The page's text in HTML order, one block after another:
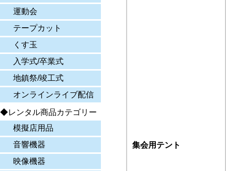
運動会
テープカット
くす玉
入学式/卒業式
地鎮祭/竣工式
オンラインライブ配信
◆レンタル商品カテゴリー
模擬店用品
音響機器
映像機器
集会用テント